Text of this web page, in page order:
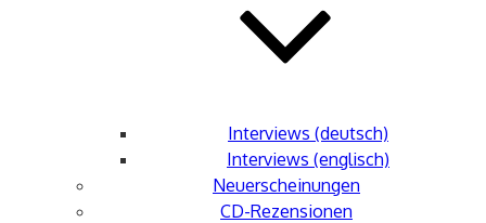
Interviews (deutsch)
Interviews (englisch)
Neuerscheinungen
CD-Rezensionen